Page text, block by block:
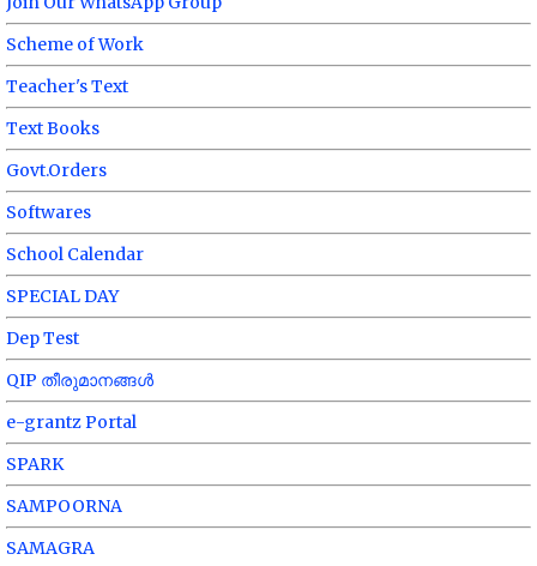
Scheme of Work
Teacher's Text
Text Books
Govt.Orders
Softwares
School Calendar
SPECIAL DAY
Dep Test
QIP തീരുമാനങ്ങൾ
e-grantz Portal
SPARK
SAMPOORNA
SAMAGRA